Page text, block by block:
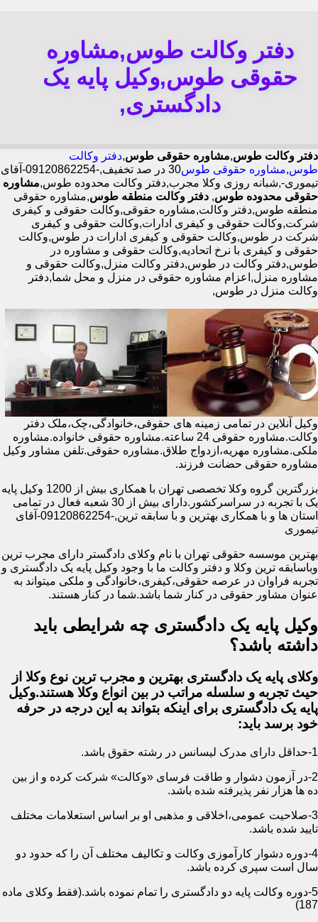
دفتر وکالت طوس,مشاوره
حقوقی طوس,وکیل پایه یک
دادگستری,
دفتر وکالت طوس,مشاوره حقوقی طوس,دفتر وکالت
طوس,مشاوره حقوقی طوس
30 در صد تخفیف,-09120862254-آقای
تیموری-,شبانه روزی وکلا مجرب,دفتر وکالت محدوده طوس,مشاوره
حقوقی محدوده طوس, دفتر وکالت منطقه طوس,مشاوره حقوقی
منطقه طوس,دفتر وکالت,مشاوره حقوقی,وکالت حقوقی و کیفری
شرکت,وکالت حقوقی و کیفری ادارات,وکالت حقوقی و کیفری
شرکت در طوس,وکالت حقوقی و کیفری ادارات در طوس,وکالت
حقوقی و کیفری با نرخ اتحادیه,وکالت حقوقی و مشاوره در
طوس,دفتر وکالت در طوس,دفتر وکالت منزل,وکالت حقوقی و
مشاوره منزل,اعزام مشاوره حقوقی در منزل و محل شما,دفتر
وکالت منزل در طوس,
وکیل آنلاین در تمامی زمینه های حقوقی،خانوادگی،چک،ملک دفتر
وکالت.مشاوره حقوقی 24 ساعته.مشاوره حقوقی خانواده.مشاوره
ملکی.مشاوره مهریه،ازدواج طلاق.مشاوره حقوقی.تلفن مشاور وکیل
مشاوره حقوقی حضانت فرزند.
بزرگترین گروه وکلا تخصصی تهران با همکاری بیش از 1200 وکیل پایه
یک با تجربه در سراسرکشور.دارای بیش از 30 شعبه فعال در تمامی
استان ها و با همکاری بهترین و با سابقه ترین,-09120862254-آقای
تیموری
بهترین موسسه حقوقی تهران با نام وکلای دادگستر دارای مجرب ترین
وباسابقه ترین وکلا و دفتر وکالت ما با وجود وکیل پایه یک دادگستری و
تجربه فراوان در عرصه حقوقی،کیفری،خانوادگی و ملکی میتواند به
عنوان مشاور حقوقی در کنار شما باشد.شما در کنار هستند.
وکیل پایه یک دادگستری چه شرایطی باید
داشته باشد؟
وکلای پایه یک دادگستری بهترین و مجرب ترین نوع وکلا از
حیث تجربه و سلسله مراتب در بین انواع وکلا هستند.وکیل
پایه یک دادگستری برای اینکه بتواند به این درجه در حرفه
خود برسد باید:
1-حداقل دارای مدرک لیسانس در رشته حقوق باشد.
2-در آزمون دشوار و طاقت فرسای «وکالت» شرکت کرده و از بین
ده ها هزار نفر پذیرفته شده باشد.
3-صلاحیت عمومی،اخلاقی و مذهبی او بر اساس استعلامات مختلف
تایید شده باشد.
4-دوره دشوار کارآموزی وکالت و تکالیف مختلف آن را که حدود دو
سال است سپری کرده باشد.
5-دوره وکالت پایه دو دادگستری را تمام نموده باشد.(فقط وکلای ماده
187)